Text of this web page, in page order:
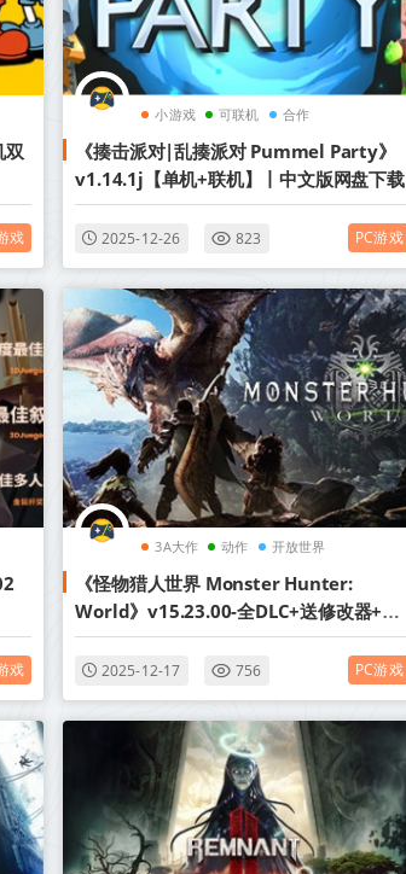
双
戏
小游戏 可联机 合作
《揍击派对|乱揍派对 Pummel Party》
v1.14.1j【单机+联机】丨中文版网盘下载
2025-12-26 823 PC游戏
戏
3A大作 动作 开放世界
《怪物猎人世界 Monster Hunter:
World》v15.23.00-全DLC+送修改器+赠
满金币.调查点.解锁集会.任务板初始存档
【单机＋联机】丨中文版网盘下载
2025-12-17 756 PC游戏